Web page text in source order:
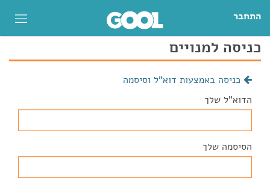
התחבר
כניסה למנויים
כניסה באמצעות דוא"ל וסיסמה
הדוא"ל שלך
הסיסמה שלך